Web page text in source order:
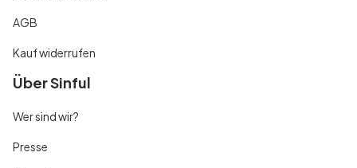
AGB
Kauf widerrufen
Über Sinful
Wer sind wir?
Presse